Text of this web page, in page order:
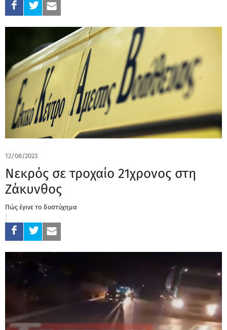
12/08/2023
Νεκρός σε τροχαίο 21χρονος στη
Ζάκυνθος
Πώς έγινε το δυστύχημα